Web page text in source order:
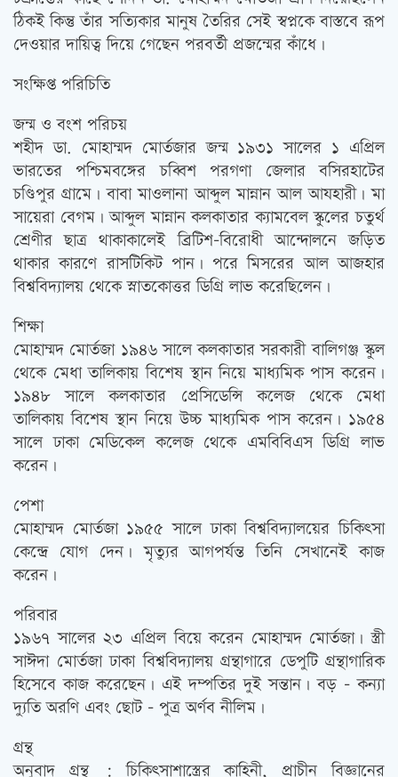
ঠিকই কিন্তু তাঁর সত্যিকার মানুষ তৈরির সেই স্বপ্নকে বাস্তবে রূপ
দেওয়ার দায়িত্ব দিয়ে গেছেন পরবর্তী প্রজন্মের কাঁধে।
সংক্ষিপ্ত পরিচিতি
জন্ম ও বংশ পরিচয়
শহীদ ডা. মোহাম্মদ মোর্তজার জন্ম ১৯৩১ সালের ১ এপ্রিল
ভারতের পশ্চিমবঙ্গের চব্বিশ পরগণা জেলার বসিরহাটের
চণ্ডিপুর গ্রামে। বাবা মাওলানা আব্দুল মান্নান আল আযহারী। মা
সায়েরা বেগম। আব্দুল মান্নান কলকাতার ক্যামবেল স্কুলের চতুর্থ
শ্রেণীর ছাত্র থাকাকালেই ব্রিটিশ-বিরোধী আন্দোলনে জড়িত
থাকার কারণে রাসটিকিট পান। পরে মিসরের আল আজহার
বিশ্ববিদ্যালয় থেকে স্নাতকোত্তর ডিগ্রি লাভ করেছিলেন।
শিক্ষা
মোহাম্মদ মোর্তজা ১৯৪৬ সালে কলকাতার সরকারী বালিগঞ্জ স্কুল
থেকে মেধা তালিকায় বিশেষ স্থান নিয়ে মাধ্যমিক পাস করেন।
১৯৪৮ সালে কলকাতার প্রেসিডেন্সি কলেজ থেকে মেধা
তালিকায় বিশেষ স্থান নিয়ে উচ্চ মাধ্যমিক পাস করেন। ১৯৫৪
সালে ঢাকা মেডিকেল কলেজ থেকে এমবিবিএস ডিগ্রি লাভ
করেন।
পেশা
মোহাম্মদ মোর্তজা ১৯৫৫ সালে ঢাকা বিশ্ববিদ্যালয়ের চিকিত্‍সা
কেন্দ্রে যোগ দেন। মৃত্যুর আগপর্যন্ত তিনি সেখানেই কাজ
করেন।
পরিবার
১৯৬৭ সালের ২৩ এপ্রিল বিয়ে করেন মোহাম্মদ মোর্তজা। স্ত্রী
সাঈদা মোর্তজা ঢাকা বিশ্ববিদ্যালয় গ্রন্থাগারে ডেপুটি গ্রন্থাগারিক
হিসেবে কাজ করেছেন। এই দম্পতির দুই সন্তান। বড় – কন্যা
দ্যুতি অরণি এবং ছোট – পুত্র অর্ণব নীলিম।
গ্রন্থ
অনুবাদ গ্রন্থ : চিকিত্‍সাশাস্ত্রের কাহিনী, প্রাচীন বিজ্ঞানের